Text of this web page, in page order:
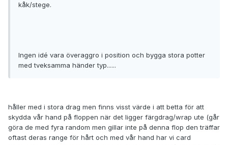
kåk/stege.
Ingen idé vara överaggro i position och bygga stora potter
med tveksamma händer typ......
håller med i stora drag men finns visst värde i att betta för att
skydda vår hand på floppen när det ligger färgdrag/wrap ute (går
göra de med fyra random men gillar inte på denna flop den träffar
oftast deras range för hårt och med vår hand har vi card